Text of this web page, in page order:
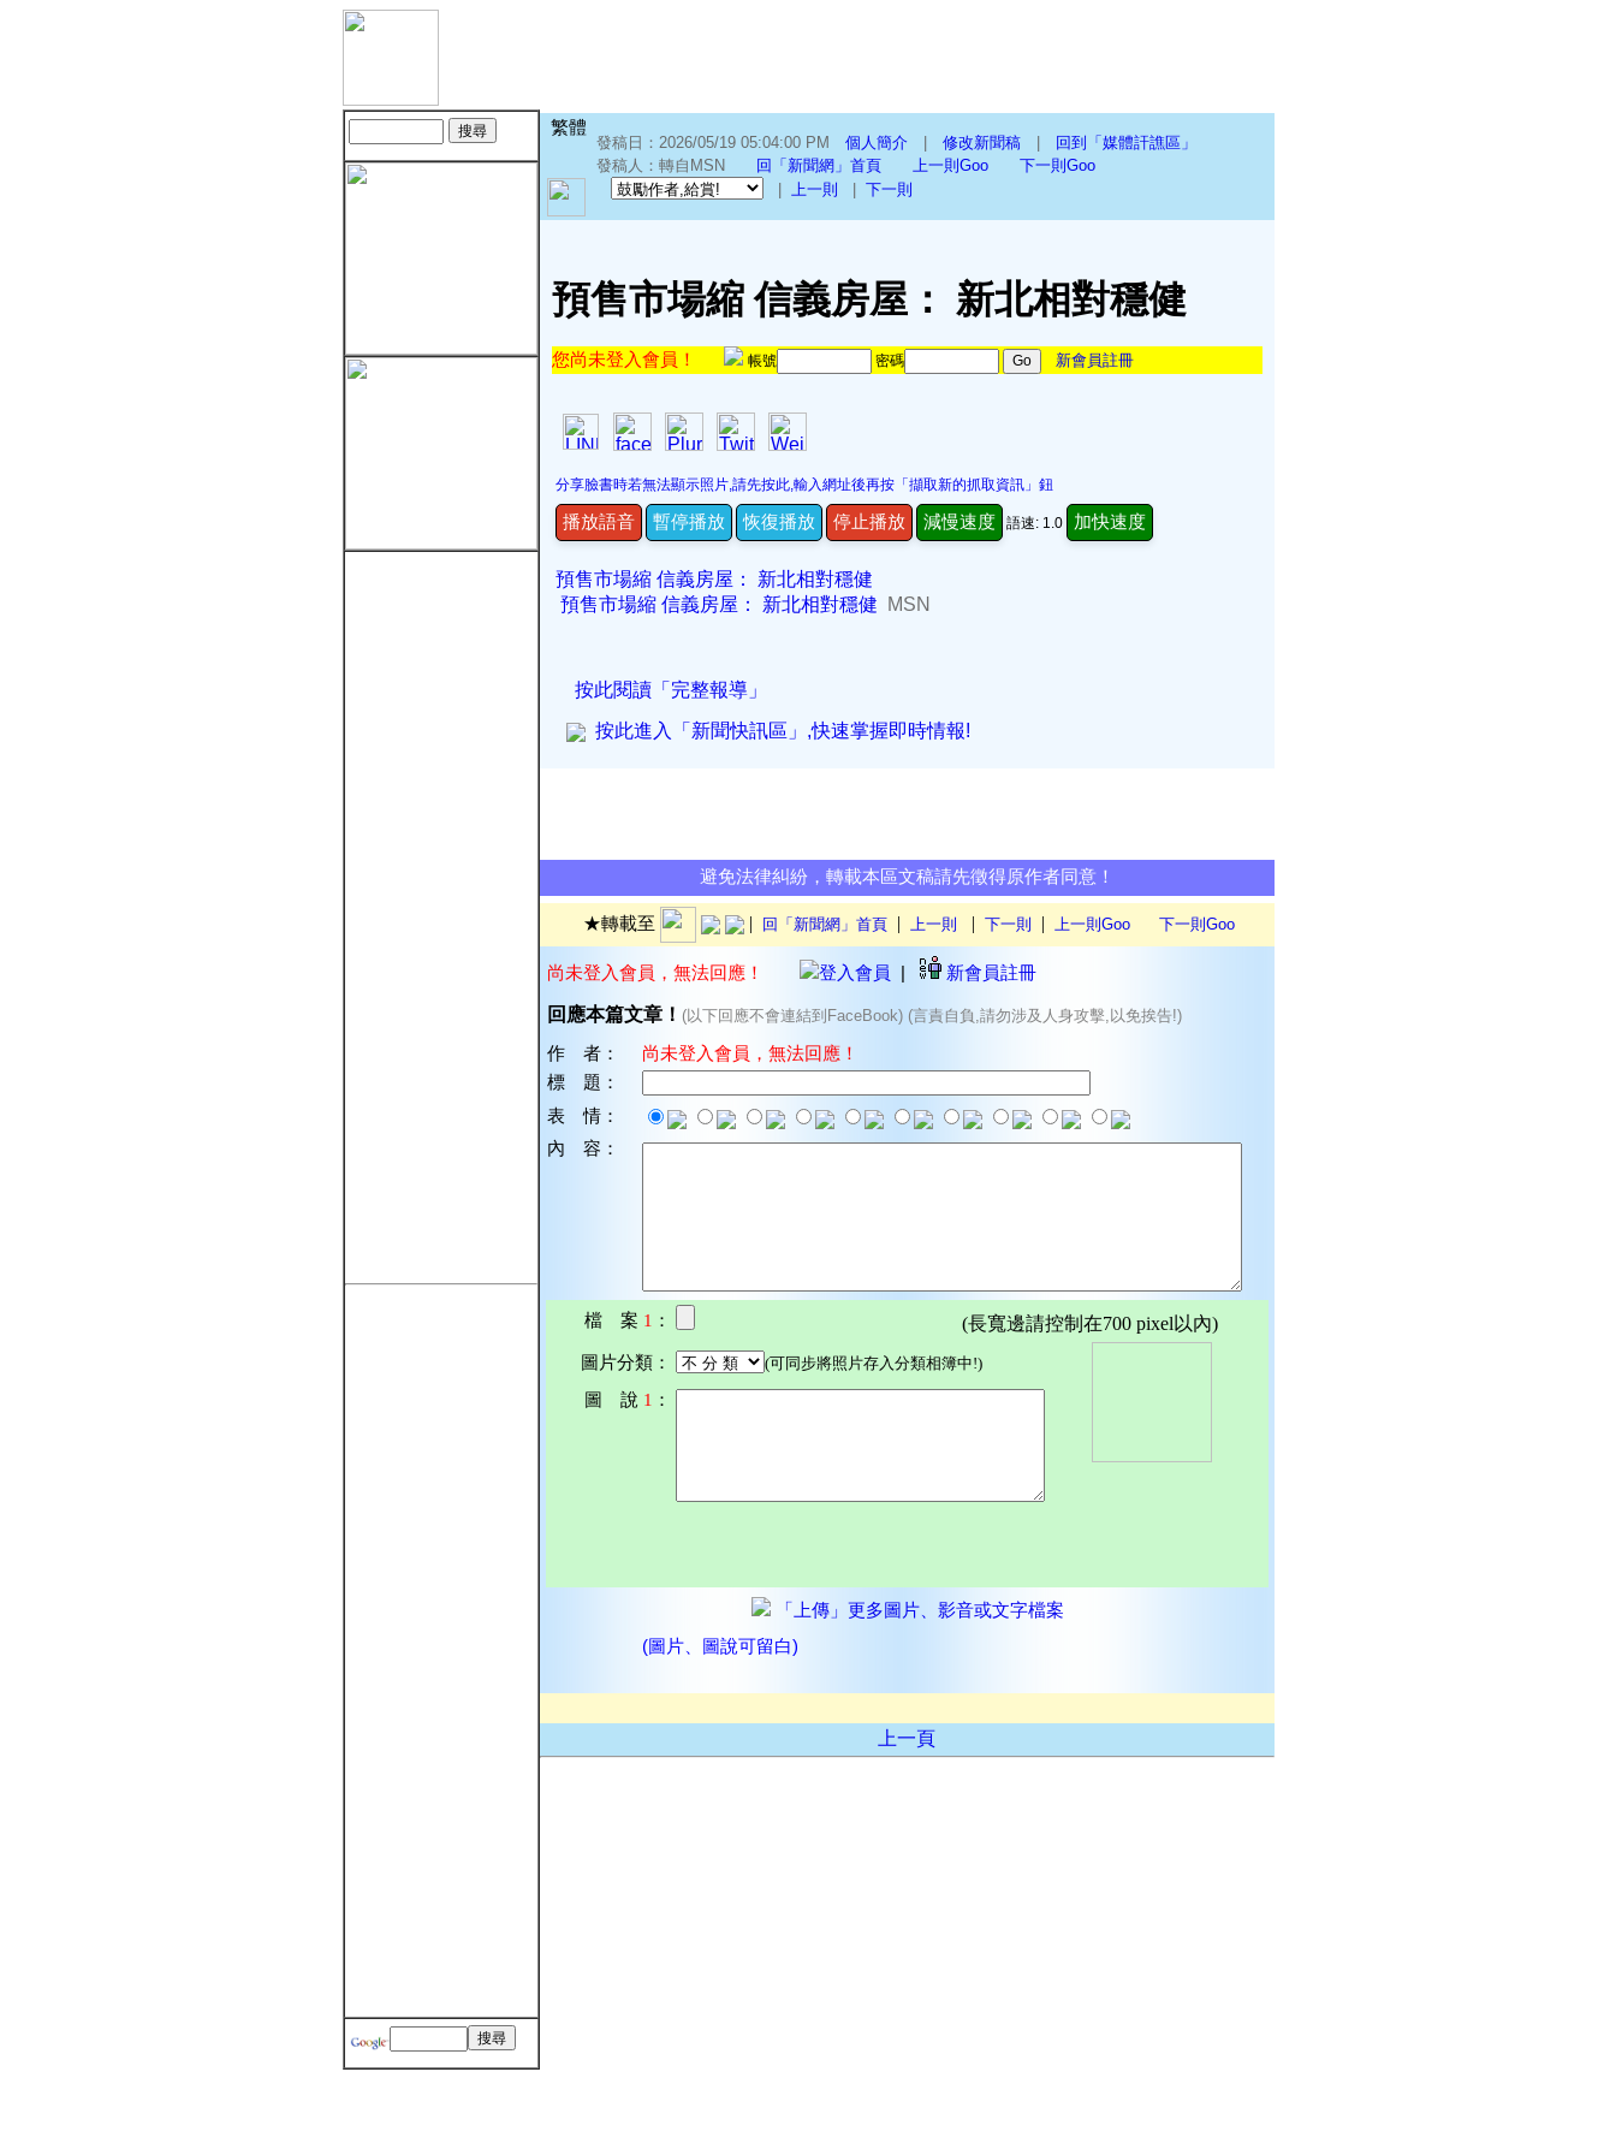
繁體
發稿日：2026/05/19 05:04:00 PM 個人簡介| 修改新聞稿|
回到「媒體訐譙區」
發稿人：轉自MSN
回「新聞網」首頁 上一則Goo
下一則Goo
上一則 下一則
預售市場縮 信義房屋： 新北相對穩健
您尚未登入會員！ 帳號 密碼 新會員註冊
分享臉書時若無法顯示照片,請先按此,輸入網址後再按「擷取新的抓取資訊」鈕
播放語音 暫停播放 恢復播放 停止播放 減慢速度 語速: 1.0 加快速度
預售市場縮 信義房屋： 新北相對穩健
預售市場縮 信義房屋： 新北相對穩健
MSN
按此閱讀「完整報導」
按此進入「新聞快訊區」,快速掌握即時情報!
避免法律糾紛，轉載本區文稿請先徵得原作者同意！
★轉載至 | 回「新聞網」首頁 | 上一則 | 下一則 | 上一則Goo 下一則Goo
尚未登入會員，無法回應！ 登入會員 | 新會員註冊
回應本篇文章！ (以下回應不會連結到FaceBook) (言責自負,請勿涉及人身攻擊,以免挨告!)
作 者：
尚未登入會員，無法回應！
標 題：
表 情：
內 容：
檔 案 1 ： (長寬邊請控制在700 pixel以內)
圖片分類： (可同步將照片存入分類相簿中!)
圖 說 1 ：
「上傳」更多圖片、影音或文字檔案
(圖片、圖說可留白)
上一頁